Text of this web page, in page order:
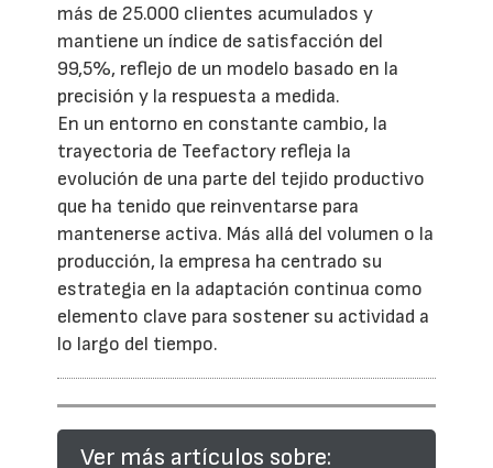
más de 25.000 clientes acumulados y
mantiene un índice de satisfacción del
99,5%, reflejo de un modelo basado en la
precisión y la respuesta a medida.
En un entorno en constante cambio, la
trayectoria de Teefactory refleja la
evolución de una parte del tejido productivo
que ha tenido que reinventarse para
mantenerse activa. Más allá del volumen o la
producción, la empresa ha centrado su
estrategia en la adaptación continua como
elemento clave para sostener su actividad a
lo largo del tiempo.
Ver más artículos sobre: